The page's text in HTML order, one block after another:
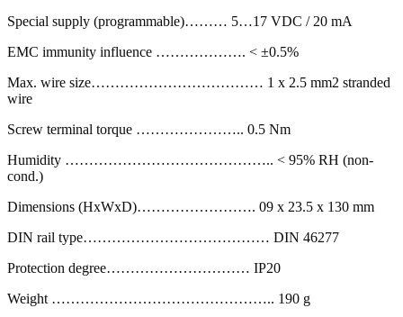
Special supply (programmable)……… 5…17 VDC / 20 mA
EMC immunity influence ………………. < ±0.5%
Max. wire size……………………………… 1 x 2.5 mm2 stranded
wire
Screw terminal torque ………………….. 0.5 Nm
Humidity …………………………………….. < 95% RH (non-
cond.)
Dimensions (HxWxD)……………………. 09 x 23.5 x 130 mm
DIN rail type………………………………… DIN 46277
Protection degree………………………… IP20
Weight ……………………………………….. 190 g